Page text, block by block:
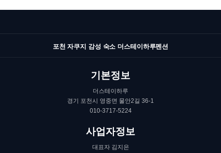
포천 자쿠지 감성 숙소 더스테이하루펜션
기본정보
더스테이하루
경기 포천시 영중면 물안2길 36-1
010-3717-5224
사업자정보
대표자 김지은